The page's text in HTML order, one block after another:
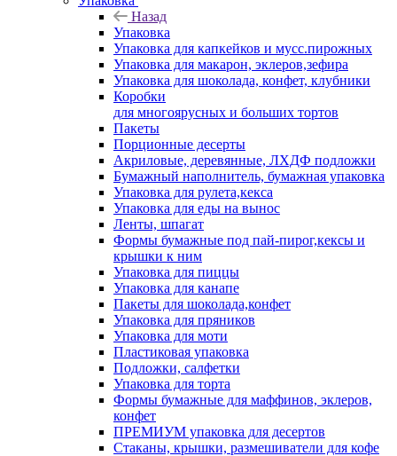
Назад
Упаковка
Упаковка для капкейков и мусс.пирожных
Упаковка для макарон, эклеров,зефира
Упаковка для шоколада, конфет, клубники
Коробки
для многоярусных и больших тортов
Пакеты
Порционные десерты
Акриловые, деревянные, ЛХДФ подложки
Бумажный наполнитель, бумажная упаковка
Упаковка для рулета,кекса
Упаковка для еды на вынос
Ленты, шпагат
Формы бумажные под пай-пирог,кексы и
крышки к ним
Упаковка для пиццы
Упаковка для канапе
Пакеты для шоколада,конфет
Упаковка для пряников
Упаковка для моти
Пластиковая упаковка
Подложки, салфетки
Упаковка для торта
Формы бумажные для маффинов, эклеров,
конфет
ПРЕМИУМ упаковка для десертов
Стаканы, крышки, размешиватели для кофе